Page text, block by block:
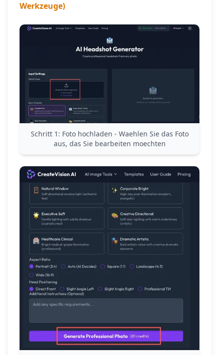
Werkzeuge)
Schritt 1: Foto hochladen - Waehlen Sie das Foto
aus, das Sie bearbeiten moechten